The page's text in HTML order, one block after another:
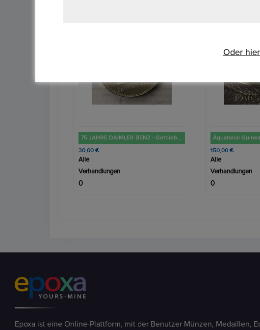
Äquatorial Guinea 7000 Franken, 1993 Dinosaurier Jura - Plateosaurus
150,00 €
Alle
Verhandlungen
0
Seltene 1 Euro
3.500,00 €
Alle
Verhandlungen
0
‹
Epoxa ist eine Online-Plattform, mit der Benutzer Münzen, Medaillen,
Oder